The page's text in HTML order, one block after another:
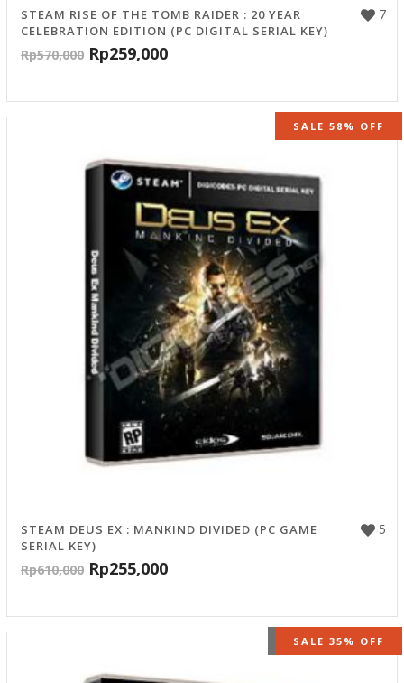
7
STEAM RISE OF THE TOMB RAIDER : 20 YEAR
CELEBRATION EDITION (PC DIGITAL SERIAL KEY)
Rp570,000 Rp259,000
SALE 58% OFF
5
STEAM DEUS EX : MANKIND DIVIDED (PC GAME
SERIAL KEY)
Rp610,000 Rp255,000
OUT OF STOCK
SALE 35% OFF